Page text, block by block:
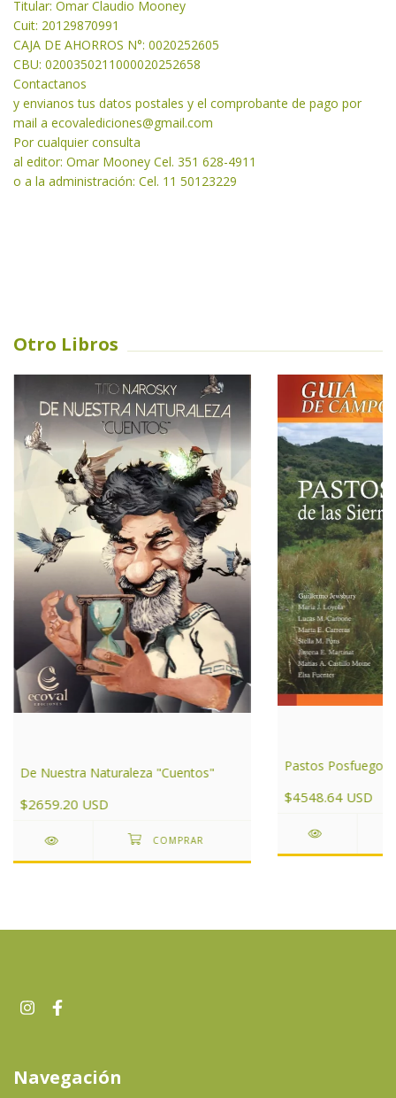
Titular: Omar Claudio Mooney
Cuit: 20129870991
CAJA DE AHORROS N°: 0020252605
CBU: 0200350211000020252658
Contactanos
y envianos tus datos postales y el comprobante de pago por
mail a ecovalediciones@gmail.com
Por cualquier consulta
al editor: Omar Mooney Cel. 351 628-4911
o a la administración: Cel. 11 50123229
Otro Libros
De Nuestra Naturaleza "Cuentos"
$2659.20 USD
Pastos Posfuego
$4548.64 USD
Navegación